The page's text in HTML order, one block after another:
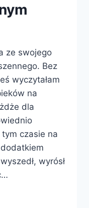
ze swojego
Bez
wyczytałam
na
dla
czasie na
wyrósł